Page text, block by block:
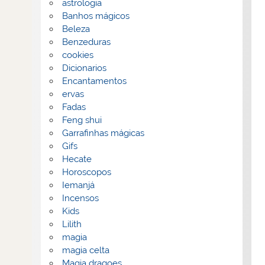
astrologia
Banhos mágicos
Beleza
Benzeduras
cookies
Dicionarios
Encantamentos
ervas
Fadas
Feng shui
Garrafinhas mágicas
Gifs
Hecate
Horoscopos
Iemanjá
Incensos
Kids
Lilith
magia
magia celta